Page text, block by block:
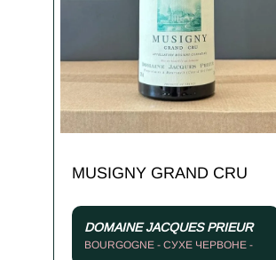
MUSIGNY GRAND CRU
DOMAINE JACQUES PRIEUR
BOURGOGNE - СУХЕ ЧЕРВОНЕ -